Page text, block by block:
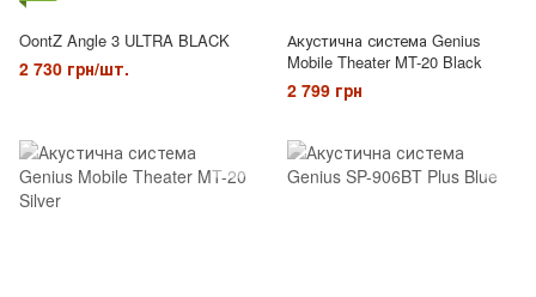
OontZ Angle 3 ULTRA BLACK
2 730 грн/шт.
Акустична система Genius
Mobile Theater MT-20 Black
2 799 грн